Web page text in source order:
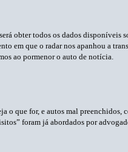
obter todos os dados disponíveis
em que o radar nos apanhou a
ao pormenor o auto de notícia.
que for, e autos mal preenchidos,
foram já abordados por